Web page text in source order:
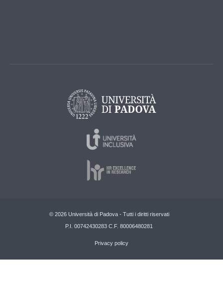
© 2026 Università di Padova - Tutti i diritti riservati
P.I. 00742430283 C.F. 80006480281
Privacy policy